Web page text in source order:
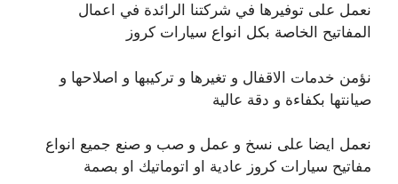
نعمل على توفيرها في شركتنا الرائدة في اعمال
المفاتيح الخاصة بكل انواع سيارات كروز
نؤمن خدمات الاقفال و تغيرها و تركيبها و اصلاحها و
صيانتها بكفاءة و دقة عالية
نعمل ايضا على نسخ و عمل و صب و صنع جميع انواع
مفاتيح سيارات كروز عادية او اتوماتيك او بصمة